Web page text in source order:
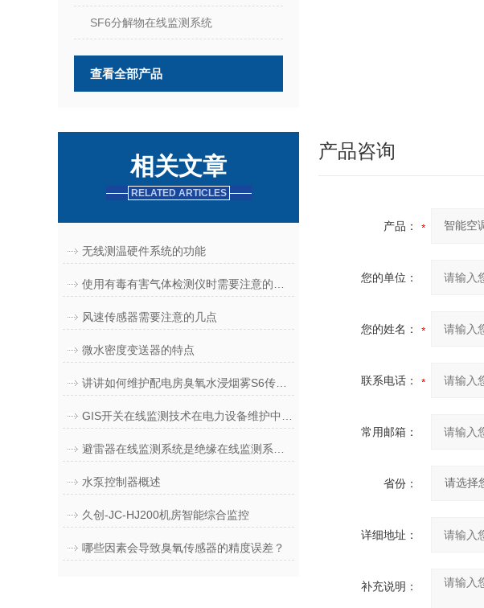
SF6分解物在线监测系统
查看全部产品
相关文章
RELATED ARTICLES
无线测温硬件系统的功能
风速传感器需要注意的几点
微水密度变送器的特点
水泵控制器概述
久创-JC-HJ200机房智能综合监控
哪些因素会导致臭氧传感器的精度误差？
产品咨询
产品：
您的单位：
您的姓名：
联系电话：
常用邮箱：
省份：
详细地址：
补充说明：